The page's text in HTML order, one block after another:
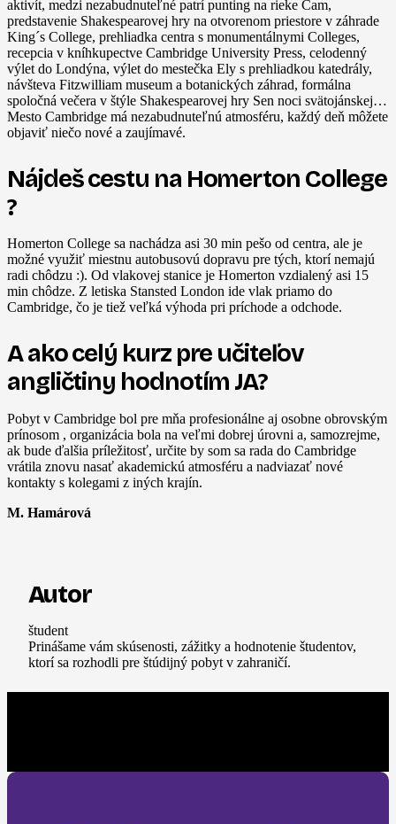
aktivít, medzi nezabudnuteľné patrí punting na rieke Cam,
predstavenie Shakespearovej hry na otvorenom priestore v záhrade
King´s College, prehliadka centra s monumentálnymi Colleges,
recepcia v kníhkupectve Cambridge University Press, celodenný
výlet do Londýna, výlet do mestečka Ely s prehliadkou katedrály,
návšteva Fitzwilliam museum a botanických záhrad, formálna
spoločná večera v štýle Shakespearovej hry Sen noci svätojánskej…
Mesto Cambridge má nezabudnuteľnú atmosféru, každý deň môžete
objaviť niečo nové a zaujímavé.
Nájdeš cestu na Homerton College
?
Homerton College sa nachádza asi 30 min pešo od centra, ale je
možné využiť miestnu autobusovú dopravu pre tých, ktorí nemajú
radi chôdzu :). Od vlakovej stanice je Homerton vzdialený asi 15
min chôdze. Z letiska Stansted London ide vlak priamo do
Cambridge, čo je tiež veľká výhoda pri príchode a odchode.
A ako celý kurz pre učiteľov
angličtiny hodnotím JA?
Pobyt v Cambridge bol pre mňa profesionálne aj osobne obrovským
prínosom , organizácia bola na veľmi dobrej úrovni a, samozrejme,
ak bude ďalšia príležitosť, určite by som sa rada do Cambridge
vrátila znovu nasať akademickú atmosféru a nadviazať nové
kontakty s kolegami z iných krajín.
M. Hamárová
Autor
študent
Prinášame vám skúsenosti, zážitky a hodnotenie študentov,
ktorí sa rozhodli pre štúdijný pobyt v zahraničí.